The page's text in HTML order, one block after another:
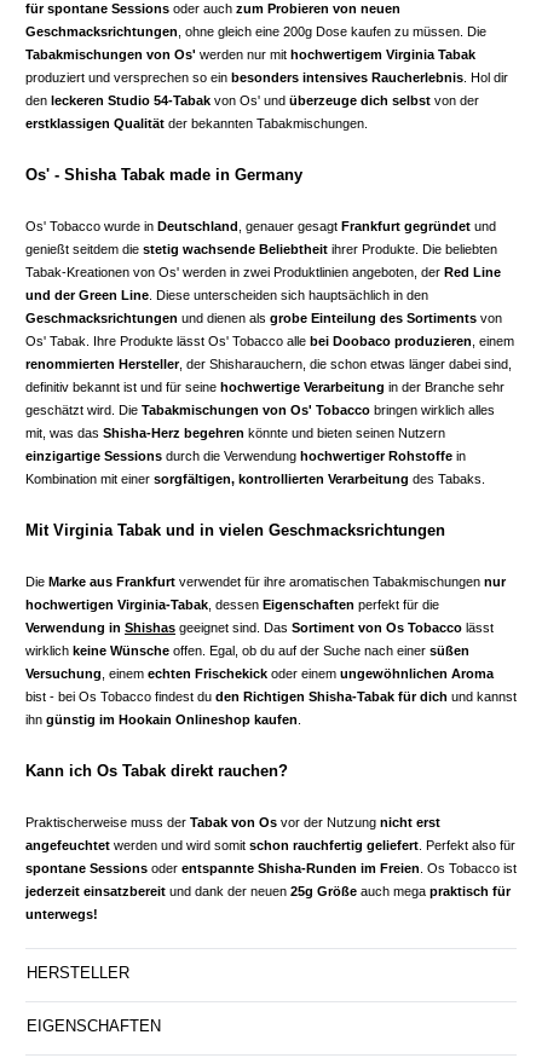
für spontane Sessions oder auch zum Probieren von neuen
Geschmacksrichtungen , ohne gleich eine 200g Dose kaufen zu müssen. Die
Tabakmischungen von Os' werden nur mit hochwertigem Virginia Tabak
produziert und versprechen so ein besonders intensives Raucherlebnis . Hol dir
den leckeren Studio 54-Tabak von Os' und überzeuge dich selbst von der
erstklassigen Qualität der bekannten Tabakmischungen.
Os' - Shisha Tabak made in Germany
Os' Tobacco wurde in Deutschland , genauer gesagt Frankfurt gegründet und
genießt seitdem die stetig wachsende Beliebtheit ihrer Produkte. Die beliebten
Tabak-Kreationen von Os' werden in zwei Produktlinien angeboten, der Red Line
und der Green Line . Diese unterscheiden sich hauptsächlich in den
Geschmacksrichtungen und dienen als grobe Einteilung des Sortiments von
Os' Tabak. Ihre Produkte lässt Os' Tobacco alle bei Doobaco produzieren , einem
renommierten Hersteller, der Shisharauchern, die schon etwas länger dabei sind,
definitiv bekannt ist und für seine hochwertige Verarbeitung in der Branche sehr
geschätzt wird. Die Tabakmischungen von Os' Tobacco bringen wirklich alles
mit, was das Shisha-Herz begehren könnte und bieten seinen Nutzern
einzigartige Sessions durch die Verwendung hochwertiger Rohstoffe in
Kombination mit einer sorgfältigen, kontrollierten Verarbeitung des Tabaks.
Mit Virginia Tabak und in vielen Geschmacksrichtungen
Die Marke aus Frankfurt verwendet für ihre aromatischen Tabakmischungen nur
hochwertigen Virginia-Tabak , dessen Eigenschaften perfekt für die
Verwendung in Shishas geeignet sind. Das Sortiment von Os Tobacco lässt
wirklich keine Wünsche offen. Egal, ob du auf der Suche nach einer süßen
Versuchung , einem echten Frischekick oder einem ungewöhnlichen Aroma
bist - bei Os Tobacco findest du den Richtigen Shisha-Tabak für dich und kannst
ihn günstig im Hookain Onlineshop kaufen
Kann ich Os Tabak direkt rauchen?
Praktischerweise muss der Tabak von Os vor der Nutzung nicht erst
angefeuchtet werden und wird somit schon rauchfertig geliefert . Perfekt also für
spontane Sessions oder entspannte Shisha-Runden im Freien . Os Tobacco ist
jederzeit einsatzbereit und dank der neuen 25g Größe auch mega praktisch für
unterwegs!
HERSTELLER
EIGENSCHAFTEN